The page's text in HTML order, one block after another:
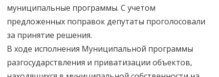
муниципальные программы. С учетом
предложенных поправок депутаты проголосовали
за принятие решения.
В ходе исполнения Муниципальной программы
разгосударствления и приватизации объектов,